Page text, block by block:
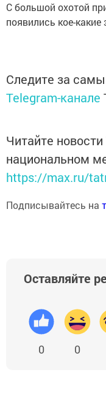
С большой охотой
появились кое-какие
Следите за
Telegram-канале
Читайте
национальном
https://max.ru/
Подписывайтесь на
Оставляйте
0 0